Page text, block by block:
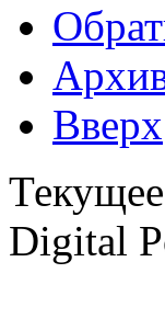
Вверх
Digital